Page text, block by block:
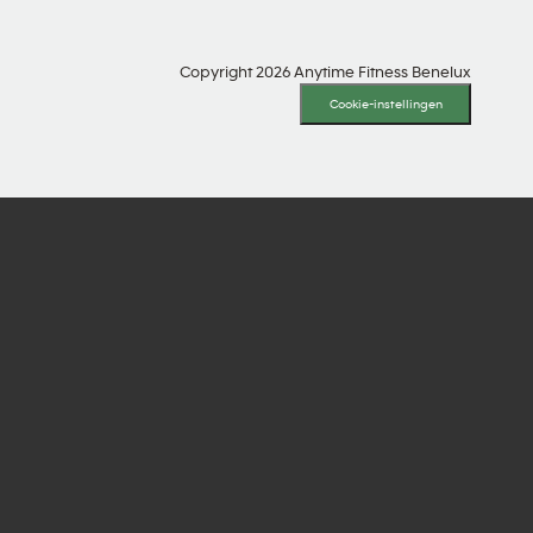
Copyright 2026 Anytime Fitness Benelux
Cookie-instellingen